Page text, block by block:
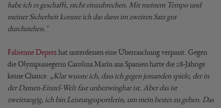
habe ich es geschafft, nicht einzubrechen. Mit meinem Tempo und
meiner Sicherheit konnte ich das dann im zweiten Satz gut
durchziehen."
Fabienne Deprez hat unterdessen eine Überraschung verpasst. Gegen
die Olympiasiegerin Carolina Marín aus Spanien hatte die 28-Jährige
keine Chance. „Klar wusste ich, dass ich gegen jemanden spiele, der in
der Damen-Einzel-Welt fast unbezwingbar ist. Aber das ist
zweitrangig, ich bin Leistungssportlerin, um mein bestes zu geben. Das